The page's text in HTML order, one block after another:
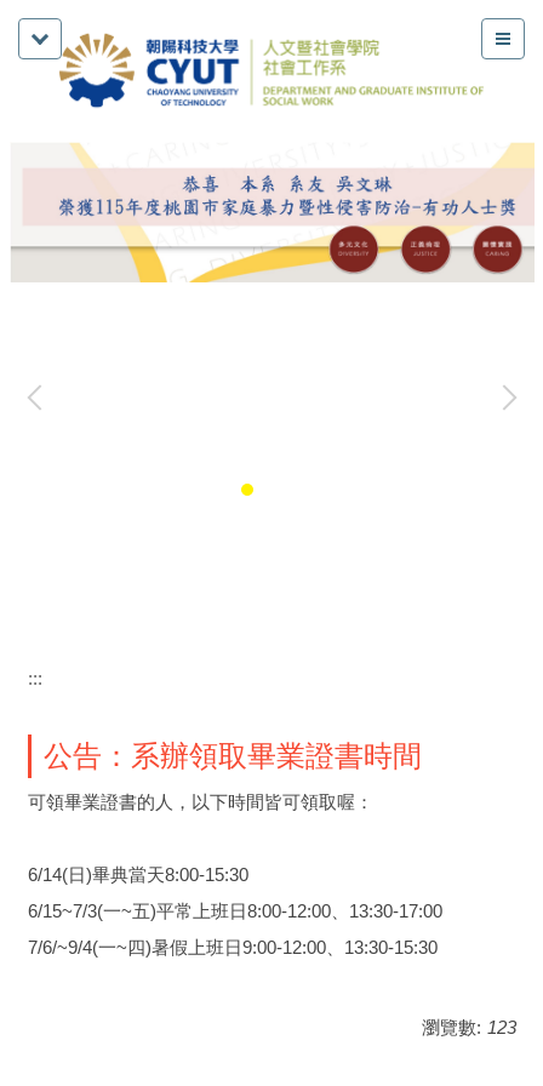
:::
公告：系辦領取畢業證書時間
可領畢業證書的人，以下時間皆可領取喔：
6/14(日)畢典當天8:00-15:30
6/15~7/3(一~五)平常上班日8:00-12:00、13:30-17:00
7/6/~9/4(一~四)暑假上班日9:00-12:00、13:30-15:30
瀏覽數: 123